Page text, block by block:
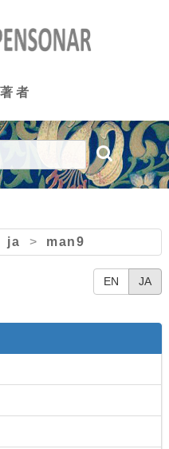
著者
ja > man9
EN JA